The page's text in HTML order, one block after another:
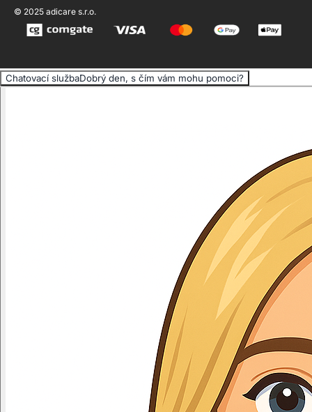
© 2025 adicare s.r.o.